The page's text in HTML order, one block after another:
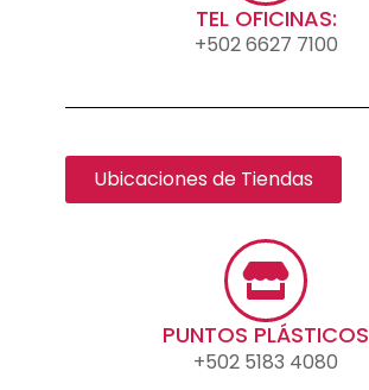
TEL OFICINAS:
+502 6627 7100
Ubicaciones de Tiendas
PUNTOS PLÁSTICOS
+502 5183 4080